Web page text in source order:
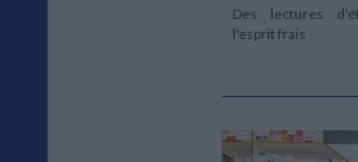
Des lectures
l'esprit frais